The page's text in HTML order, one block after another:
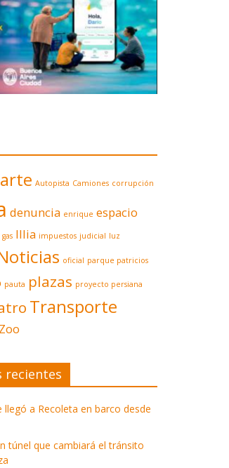
arte Autopista Camiones corrupción
denuncia enrique espacio
gas Illia impuestos judicial luz
oficial parque patricios
pauta plazas proyecto persiana
Transporte
Zoo
recientes
llegó a Recoleta en barco desde
túnel que cambiará el tránsito